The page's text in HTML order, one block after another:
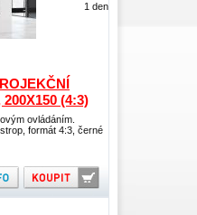
(4:3)
ovládáním.
formát 4:3, černé
1 den